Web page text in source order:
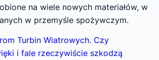
na wiele nowych materiałów, w
w przemyśle spożywczym.
Turbin Wiatrowych. Czy
i fale rzeczywiście szkodzą